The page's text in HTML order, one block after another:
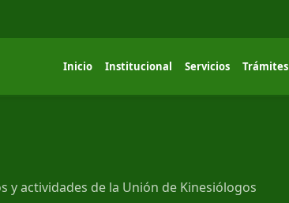
Inicio Institucional Servicios Trámites
y actividades de la Unión de Kinesiólogos